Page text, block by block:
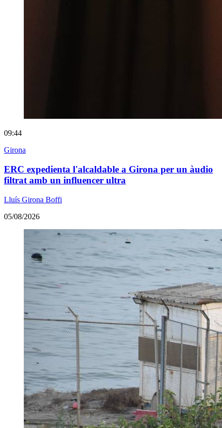
09:44
Girona
ERC expedienta l'alcaldable a Girona per un àudio
filtrat amb un influencer ultra
Lluís Girona Boffi
05/08/2026